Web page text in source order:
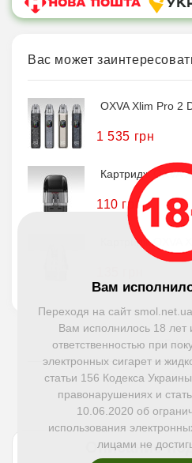
Вас может
OXVA Xlim Pro 2
1 535 грн
Картридж OXVA
110 грн
Картридж OXVA
Описание
Вам
Переходя на сайт
Вам исполнилось 18
ответственностью при
электронных сигарет и
статьи 156 Кодекса
правонарушениях и
10.06.2020 об
использования
лицами не